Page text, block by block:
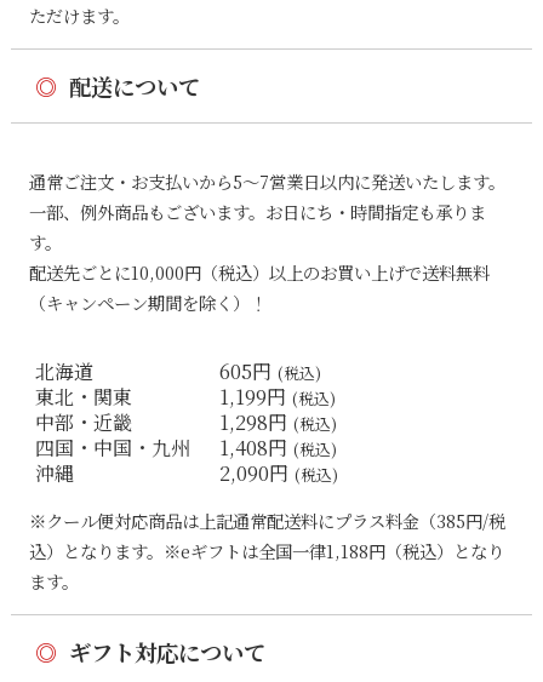
ただけます。
◎ 配送について
通常ご注文・お支払いから5〜7営業日以内に発送いたします。
一部、例外商品もございます。お日にち・時間指定も承りま
す。
配送先ごとに10,000円（税込）以上のお買い上げで送料無料
（キャンペーン期間を除く）！
北海道 605円 (税込)
東北・関東 1,199円 (税込)
中部・近畿 1,298円 (税込)
四国・中国・九州 1,408円 (税込)
沖縄 2,090円 (税込)
※クール便対応商品は上記通常配送料にプラス料金（385円/税
込）となります。※eギフトは全国一律1,188円（税込）となり
ます。
◎ ギフト対応について